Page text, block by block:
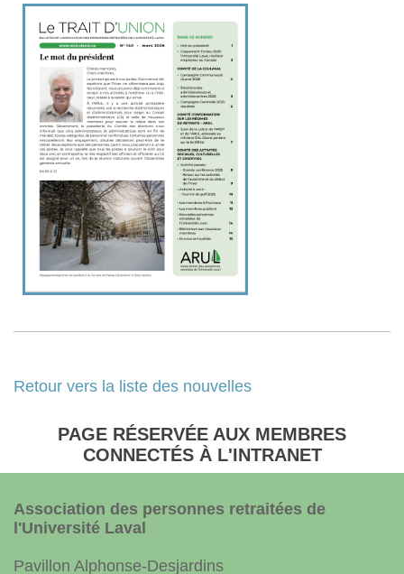
Retour vers la liste des nouvelles
PAGE RÉSERVÉE AUX MEMBRES
CONNECTÉS À L'INTRANET
Association des personnes retraitées de
l'Université Laval
Pavillon Alphonse-Desjardins